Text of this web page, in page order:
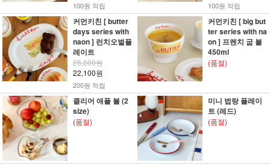
100원 적립 100원 적립
커먼키친 [ butter
days series with
naon ] 런치오벌플
레이트
26,000원
22,100원
200원 적립
커먼키친 [ big but
ter series with na
on ] 프렌치 굽 볼
450ml
(품절)
클리어 애플 볼 (2
size)
(품절)
미니 법랑 플레이
트 (레드)
(품절)